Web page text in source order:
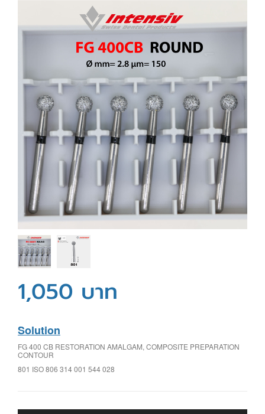
1,050 บาท
Solution
FG 400 CB RESTORATION AMALGAM, COMPOSITE PREPARATION
CONTOUR
801 ISO 806 314 001 544 028